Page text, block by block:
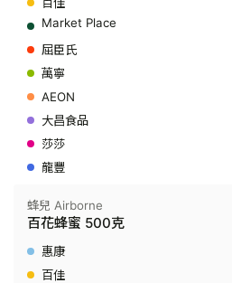
蜂兒 Airborne
百花蜂蜜 500克